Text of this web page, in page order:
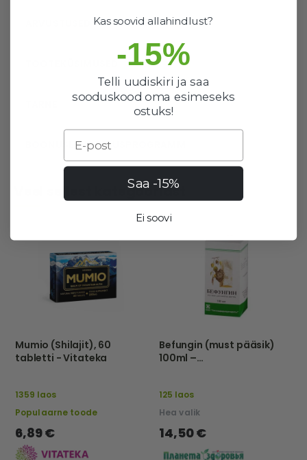
BOONUSLOJAALSUSPROGRAMM
Veel sellest kategooriast
Mumio (Shilajit), 60
tabletti - Vitateka
1359 laos
Populaarne toode
6,89 €
Befungin (must pääsik)
100ml –
125 laos
Hea valik
14,50 €
Kas soovid allahindlust?
-15%
Telli uudiskiri ja saa
sooduskood oma esimeseks
ostuks!
Saa -15%
Ei soovi